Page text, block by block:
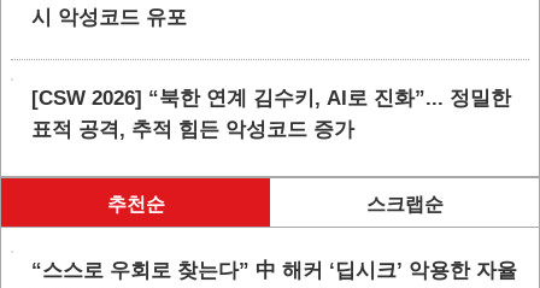
시 악성코드 유포
[CSW 2026] “북한 연계 김수키, AI로 진화”... 정밀한
표적 공격, 추적 힘든 악성코드 증가
추천순 스크랩순
“스스로 우회로 찾는다” 中 해커 ‘딥시크’ 악용한 자율